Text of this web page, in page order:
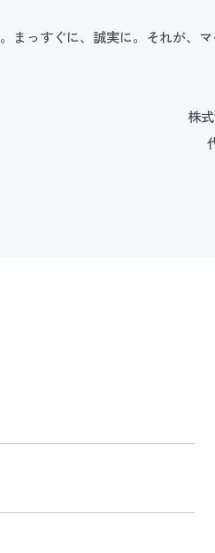
まっすぐに、誠実に。それが、
株